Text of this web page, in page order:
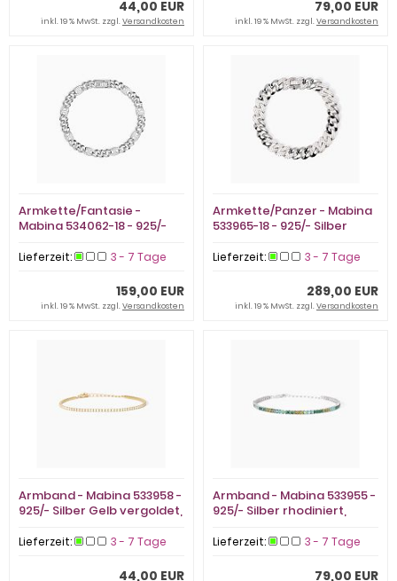
44,00 EUR
inkl. 19 % MwSt. zzgl.Versandkosten
79,00 EUR
inkl. 19 % MwSt. zzgl.Versandkosten
Armkette/Fantasie -
Mabina 534062-18 - 925/-
Lieferzeit: 3 - 7 Tage
159,00 EUR
inkl. 19 % MwSt. zzgl.Versandkosten
Armkette/Panzer - Mabina
533965-18 - 925/- Silber
Lieferzeit: 3 - 7 Tage
289,00 EUR
inkl. 19 % MwSt. zzgl.Versandkosten
Armband - Mabina 533958 -
925/- Silber Gelb vergoldet,
Lieferzeit: 3 - 7 Tage
44,00 EUR
Armband - Mabina 533955 -
925/- Silber rhodiniert,
Lieferzeit: 3 - 7 Tage
79,00 EUR